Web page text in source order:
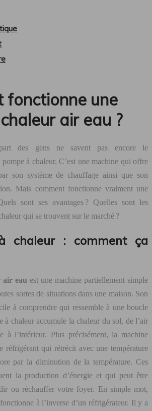
fonctionne une
air eau ?
des gens ne savent pas encore le
à chaleur. C’est une machine qui offre
son système de chauffage ainsi que son
Mais comment fonctionne vraiment une
sont ses avantages ? Quelles sont les
qui se trouvent sur le marché ?
chaleur : comment ça
air eau est une machine partiellement simple
sortes de situations dans une maison. Son
à comprendre qui ressemble à une boucle
à chaleur accumule la chaleur du sol, de l’air
à l’intérieur. Plus précisément, la machine
réfrigérant qui rétrécit avec une température
par la diminution de la température. Ces
la production d’énergie et qui peut être
ou réchauffer votre foyer. En simple mot,
à l’inverse d’un réfrigérateur. Il y a